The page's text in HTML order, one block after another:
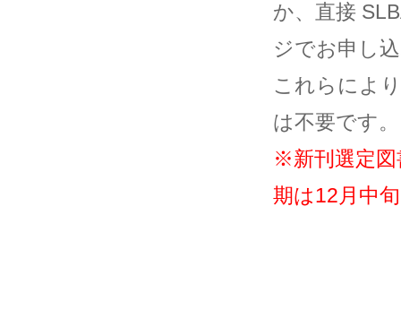
か、直接
ジでお申し
これらによ
は不要です。
※新刊選定図
期は12月中